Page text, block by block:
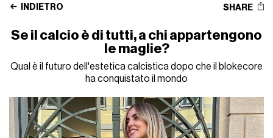
INDIETRO SHARE
Se il calcio è di tutti, a chi appartengono
le maglie?
Qual è il futuro dell'estetica calcistica dopo che il blokecore
ha conquistato il mondo